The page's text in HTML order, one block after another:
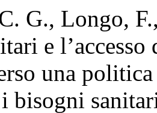
G., Longo,
e
una
bisogni